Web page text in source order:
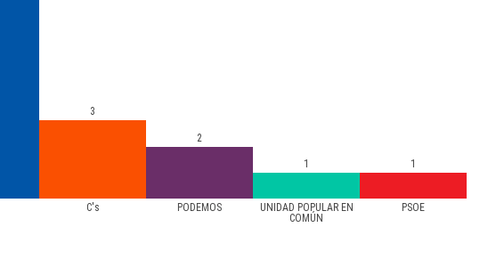
C's PODEMOS
UNIDAD POPULAR EN
COMÚN
PSOE
3
2
1 1